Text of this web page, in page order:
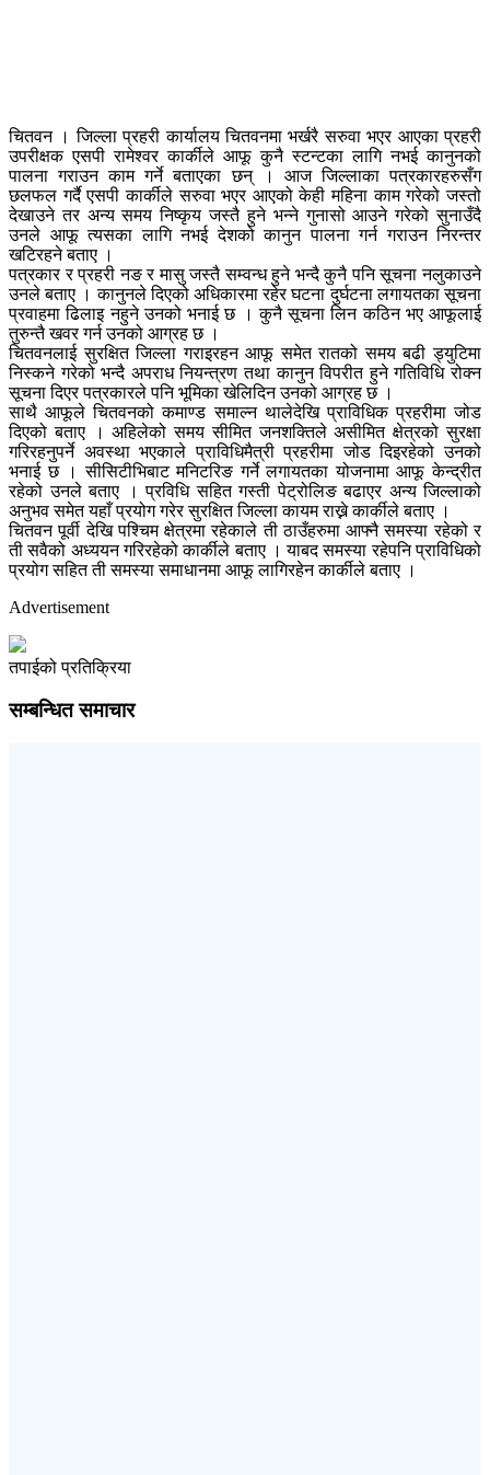
चितवन । जिल्ला प्रहरी कार्यालय चितवनमा भर्खरै सरुवा भएर आएका प्रहरी
उपरीक्षक एसपी रामेश्वर कार्कीले आफू कुनै स्टन्टका लागि नभई कानुनको
पालना गराउन काम गर्ने बताएका छन् । आज जिल्लाका पत्रकारहरुसँग
छलफल गर्दै एसपी कार्कीले सरुवा भएर आएको केही महिना काम गरेको जस्तो
देखाउने तर अन्य समय निष्कृय जस्तै हुने भन्ने गुनासो आउने गरेको सुनाउँदै
उनले आफू त्यसका लागि नभई देशको कानुन पालना गर्न गराउन निरन्तर
खटिरहने बताए ।
पत्रकार र प्रहरी नङ र मासु जस्तै सम्वन्ध हुने भन्दै कुनै पनि सूचना नलुकाउने
उनले बताए । कानुनले दिएको अधिकारमा रहेर घटना दुर्घटना लगायतका सूचना
प्रवाहमा ढिलाइ नहुने उनको भनाई छ । कुनै सूचना लिन कठिन भए आफूलाई
तुरुन्तै खवर गर्न उनको आग्रह छ ।
चितवनलाई सुरक्षित जिल्ला गराइरहन आफू समेत रातको समय बढी ड्युटिमा
निस्कने गरेको भन्दै अपराध नियन्त्रण तथा कानुन विपरीत हुने गतिविधि रोक्न
सूचना दिएर पत्रकारले पनि भूमिका खेलिदिन उनको आग्रह छ ।
साथै आफूले चितवनको कमाण्ड समाल्न थालेदेखि प्राविधिक प्रहरीमा जोड
दिएको बताए । अहिलेको समय सीमित जनशक्तिले असीमित क्षेत्रको सुरक्षा
गरिरहनुपर्ने अवस्था भएकाले प्राविधिमैत्री प्रहरीमा जोड दिइरहेको उनको
भनाई छ । सीसिटीभिबाट मनिटरिङ गर्ने लगायतका योजनामा आफू केन्द्रीत
रहेको उनले बताए । प्रविधि सहित गस्ती पेट्रोलिङ बढाएर अन्य जिल्लाको
अनुभव समेत यहाँ प्रयोग गरेर सुरक्षित जिल्ला कायम राख्ने कार्कीले बताए ।
चितवन पूर्वी देखि पश्चिम क्षेत्रमा रहेकाले ती ठाउँहरुमा आफ्नै समस्या रहेको र
ती सवैको अध्ययन गरिरहेको कार्कीले बताए । याबद समस्या रहेपनि प्राविधिको
प्रयोग सहित ती समस्या समाधानमा आफू लागिरहेन कार्कीले बताए ।
Advertisement
तपाईको प्रतिक्रिया
सम्बन्धित समाचार